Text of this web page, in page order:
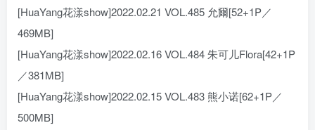
[HuaYang花漾show]2022.02.21 VOL.485 允爾[52+1P／
469MB]
[HuaYang花漾show]2022.02.16 VOL.484 朱可儿Flora[42+1P
／381MB]
[HuaYang花漾show]2022.02.15 VOL.483 熊小诺[62+1P／
500MB]